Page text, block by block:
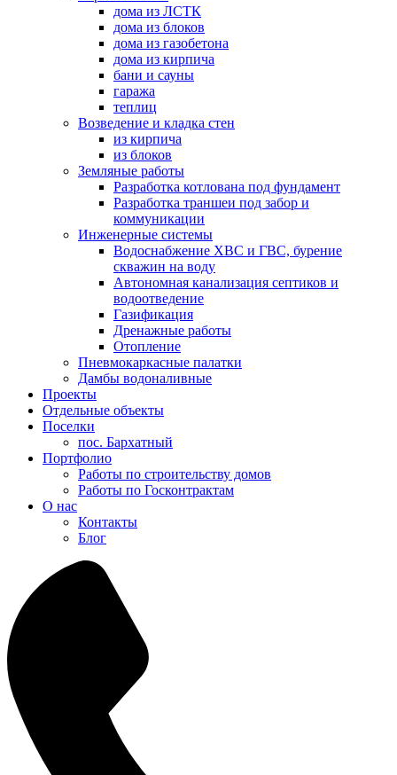
дома из ЛСТК
дома из блоков
дома из газобетона
дома из кирпича
бани и сауны
гаража
теплиц
Возведение и кладка стен
из кирпича
из блоков
Земляные работы
Разработка котлована под фундамент
Разработка траншеи под забор и
коммуникации
Инженерные системы
Водоснабжение ХВС и ГВС, бурение
скважин на воду
Автономная канализация септиков и
водоотведение
Газификация
Дренажные работы
Отопление
Пневмокаркасные палатки
Дамбы водоналивные
Проекты
Отдельные объекты
Поселки
пос. Бархатный
Портфолио
Работы по строительству домов
Работы по Госконтрактам
О нас
Контакты
Блог